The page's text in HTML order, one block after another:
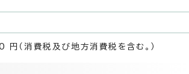
消費税及び地方消費税を含む。）